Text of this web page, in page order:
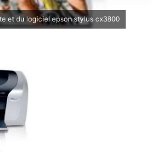
et du logiciel epson stylus cx3800